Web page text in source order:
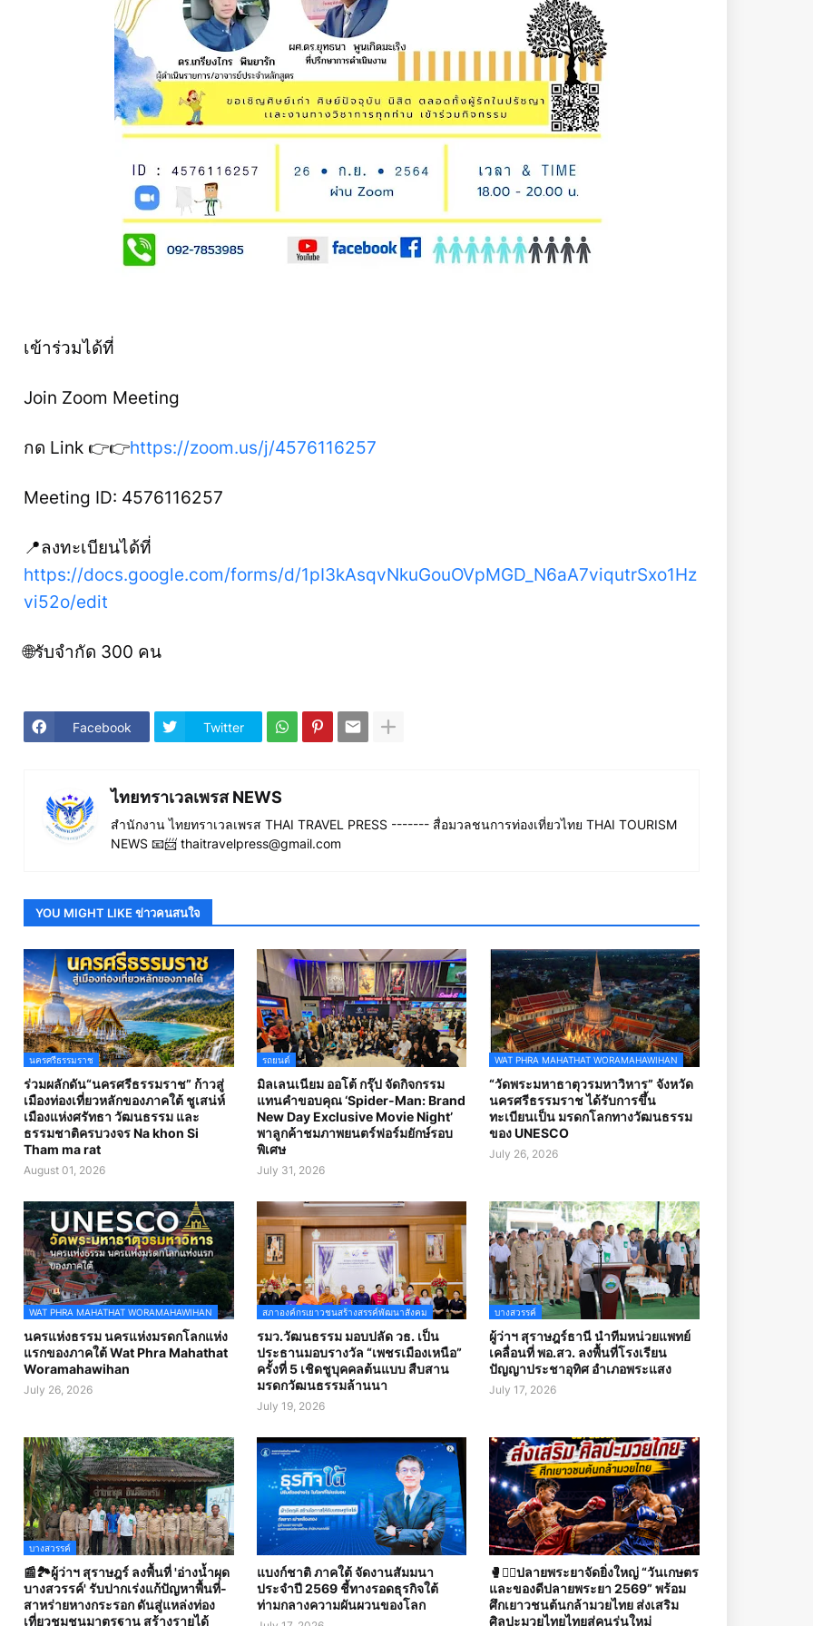
เข้าร่วมได้ที่
Join Zoom Meeting
กด Link 👉👉https://zoom.us/j/4576116257
Meeting ID: 4576116257
📍ลงทะเบียนได้ที่
https://docs.google.com/forms/d/1pI3kAsqvNkuGouOVpMGD_N6aA7viqutrSxo1Hz
vi52o/edit
🌐รับจำกัด 300 คน
Facebook Twitter
ไทยทราเวลเพรส NEWS
สำนักงาน ไทยทราเวลเพรส THAI TRAVEL PRESS ------- สื่อมวลชนการท่องเที่ยวไทย THAI TOURISM
NEWS 📧📨 thaitravelpress@gmail.com
YOU MIGHT LIKE ข่าวคนสนใจ
นครศรีธรรมราช
ร่วมผลักดัน“นครศรีธรรมราช” ก้าวสู่
เมืองท่องเที่ยวหลักของภาคใต้ ชูเสน่ห์
เมืองแห่งศรัทธา วัฒนธรรม และ
ธรรมชาติครบวงจร Na khon Si
Tham ma rat
August 01, 2026
รถยนต์
มิลเลนเนียม ออโต้ กรุ๊ป จัดกิจกรรม
แทนคำขอบคุณ ‘Spider-Man: Brand
New Day Exclusive Movie Night’
พาลูกค้าชมภาพยนตร์ฟอร์มยักษ์รอบ
พิเศษ
July 31, 2026
WAT PHRA MAHATHAT WORAMAHAWIHAN
“วัดพระมหาธาตุวรมหาวิหาร” จังหวัด
นครศรีธรรมราช ได้รับการขึ้น
ทะเบียนเป็น มรดกโลกทางวัฒนธรรม
ของ UNESCO
July 26, 2026
WAT PHRA MAHATHAT WORAMAHAWIHAN
นครแห่งธรรม นครแห่งมรดกโลกแห่ง
แรกของภาคใต้ Wat Phra Mahathat
Woramahawihan
July 26, 2026
สภาองค์กรเยาวชนสร้างสรรค์พัฒนาสังคม
รมว.วัฒนธรรม มอบปลัด วธ. เป็น
ประธานมอบรางวัล “เพชรเมืองเหนือ”
ครั้งที่ 5 เชิดชูบุคคลต้นแบบ สืบสาน
มรดกวัฒนธรรมล้านนา
July 19, 2026
บางสวรรค์
ผู้ว่าฯ สุราษฎร์ธานี นำทีมหน่วยแพทย์
เคลื่อนที่ พอ.สว. ลงพื้นที่โรงเรียน
ปัญญาประชาอุทิศ อำเภอพระแสง
July 17, 2026
บางสวรรค์
📰🏞️ผู้ว่าฯ สุราษฎร์ ลงพื้นที่ 'อ่างน้ำผุด
บางสวรรค์' รับปากเร่งแก้ปัญหาพื้นที่-
สาหร่ายหางกระรอก ดันสู่แหล่งท่อง
เที่ยวชุมชนมาตรฐาน สร้างรายได้
แบงก์ชาติ ภาคใต้ จัดงานสัมมนา
ประจำปี 2569 ชี้ทางรอดธุรกิจใต้
ท่ามกลางความผันผวนของโลก
🥊🤼‍♀️ปลายพระยาจัดยิ่งใหญ่ “วันเกษตร
และของดีปลายพระยา 2569” พร้อม
ศึกเยาวชนต้นกล้ามวยไทย ส่งเสริม
ศิลปะมวยไทยไทยสู่คนรุ่นใหม่